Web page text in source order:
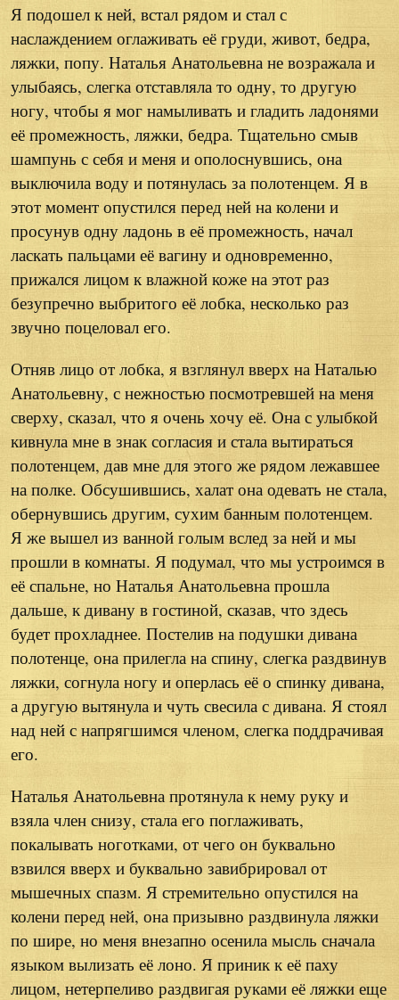
Я подошел к ней, встал рядом и стал с
наслаждением оглаживать её груди, живот, бедра,
ляжки, попу. Наталья Анатольевна не возражала и
улыбаясь, слегка отставляла то одну, то другую
ногу, чтобы я мог намыливать и гладить ладонями
её промежность, ляжки, бедра. Тщательно смыв
шампунь с себя и меня и ополоснувшись, она
выключила воду и потянулась за полотенцем. Я в
этот момент опустился перед ней на колени и
просунув одну ладонь в её промежность, начал
ласкать пальцами её вагину и одновременно,
прижался лицом к влажной коже на этот раз
безупречно выбритого её лобка, несколько раз
звучно поцеловал его.
Отняв лицо от лобка, я взглянул вверх на Наталью
Анатольевну, с нежностью посмотревшей на меня
сверху, сказал, что я очень хочу её. Она с улыбкой
кивнула мне в знак согласия и стала вытираться
полотенцем, дав мне для этого же рядом лежавшее
на полке. Обсушившись, халат она одевать не стала,
обернувшись другим, сухим банным полотенцем.
Я же вышел из ванной голым вслед за ней и мы
прошли в комнаты. Я подумал, что мы устроимся в
её спальне, но Наталья Анатольевна прошла
дальше, к дивану в гостиной, сказав, что здесь
будет прохладнее. Постелив на подушки дивана
полотенце, она прилегла на спину, слегка раздвинув
ляжки, согнула ногу и оперлась её о спинку дивана,
а другую вытянула и чуть свесила с дивана. Я стоял
над ней с напрягшимся членом, слегка поддрачивая
его.
Наталья Анатольевна протянула к нему руку и
взяла член снизу, стала его поглаживать,
покалывать ноготками, от чего он буквально
взвился вверх и буквально завибрировал от
мышечных спазм. Я стремительно опустился на
колени перед ней, она призывно раздвинула ляжки
по шире, но меня внезапно осенила мысль сначала
языком вылизать её лоно. Я приник к её паху
лицом, нетерпеливо раздвигая руками её ляжки еще